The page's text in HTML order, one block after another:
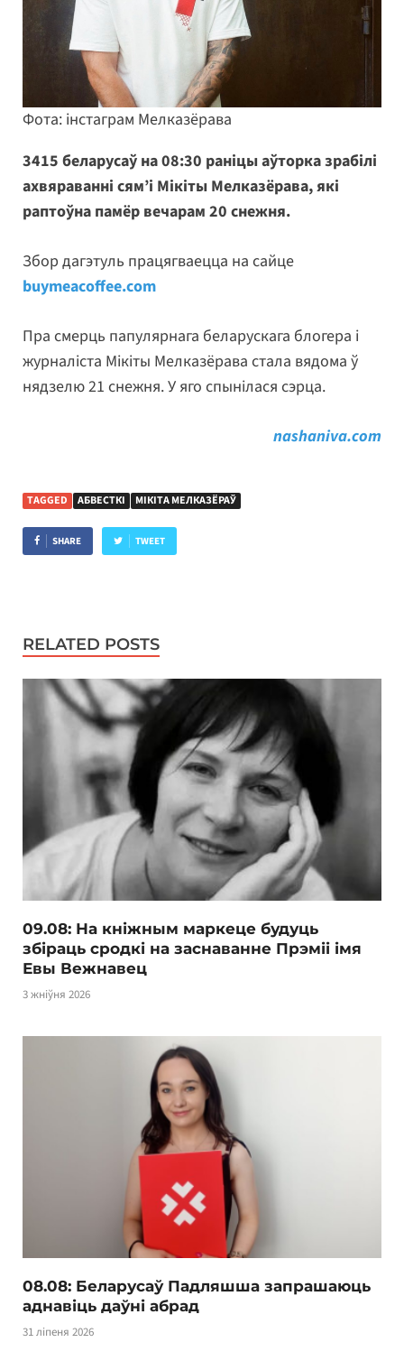
Фота: інстаграм Мелказёрава
3415 беларусаў на 08:30 раніцы аўторка зрабілі
ахвяраванні сям’і Мікіты Мелказёрава, які
раптоўна памёр вечарам 20 снежня.
Збор дагэтуль працягваецца на сайце
buymeacoffee.com
Пра смерць папулярнага беларускага блогера і
журналіста Мікіты Мелказёрава стала вядома ў
нядзелю 21 снежня. У яго спынілася сэрца.
nashaniva.com
TAGGED АБВЕСТКІ МІКІТА МЕЛКАЗЁРАЎ
SHARE TWEET
RELATED POSTS
09.08: На кніжным маркеце будуць
збіраць сродкі на заснаванне Прэміі імя
Евы Вежнавец
3 жніўня 2026
08.08: Беларусаў Падляшша запрашаюць
аднавіць даўні абрад
31 ліпеня 2026